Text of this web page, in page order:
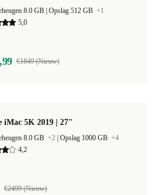
Opslag 512 GB +1
5,0
€1849 (Nieuw)
iMac 5K 2019 | 27"
8.0 GB +2 Opslag 1000 GB +4
4,2
€2499 (Nieuw)